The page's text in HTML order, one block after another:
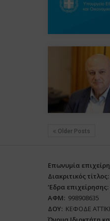
Older Posts
Επωνυμία
Διακριτικός τίτλος:
‘Eδρα επιχείρησης:
ΑΦΜ: 998908635
ΔΟΥ: ΚΕΦΟΔΕ